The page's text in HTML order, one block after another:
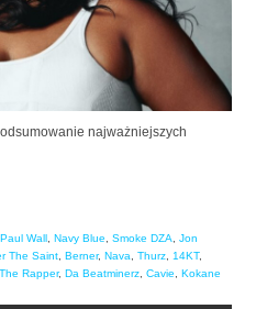
najważniejszych
Paul Wall Navy Blue Smoke DZA
Jon
The Saint Berner, Nava Thurz 14KT,
Rapper, Da Beatminerz Cavie Kokane